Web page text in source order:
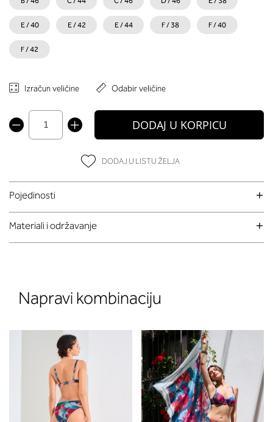
E / 40 E / 42 E / 44 F / 38 F / 40
F / 42
Izračun veličine Odabir veličine
DODAJ U KORPICU
DODAJ U LISTU ŽELJA
Pojedinosti
Materiali i održavanje
Napravi kombinaciju